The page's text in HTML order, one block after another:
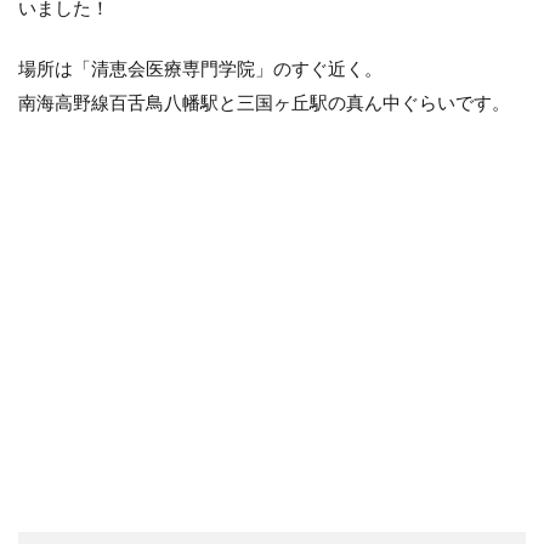
いました！
場所は「清恵会医療専門学院」のすぐ近く。
南海高野線百舌鳥八幡駅と三国ヶ丘駅の真ん中ぐらいです。